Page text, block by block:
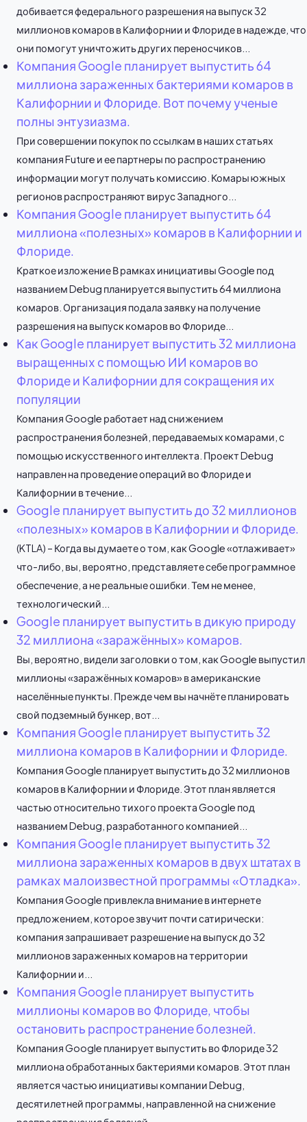
добивается федерального разрешения на выпуск 32
миллионов комаров в Калифорнии и Флориде в надежде, что
они помогут уничтожить других переносчиков...
Компания Google планирует выпустить 64
миллиона зараженных бактериями комаров в
Калифорнии и Флориде. Вот почему ученые
полны энтузиазма.
При совершении покупок по ссылкам в наших статьях
компания Future и ее партнеры по распространению
информации могут получать комиссию. Комары южных
регионов распространяют вирус Западного...
Компания Google планирует выпустить 64
миллиона «полезных» комаров в Калифорнии и
Флориде.
Краткое изложение В рамках инициативы Google под
названием Debug планируется выпустить 64 миллиона
комаров. Организация подала заявку на получение
разрешения на выпуск комаров во Флориде...
Как Google планирует выпустить 32 миллиона
выращенных с помощью ИИ комаров во
Флориде и Калифорнии для сокращения их
популяции
Компания Google работает над снижением
распространения болезней, передаваемых комарами, с
помощью искусственного интеллекта. Проект Debug
направлен на проведение операций во Флориде и
Калифорнии в течение...
Google планирует выпустить до 32 миллионов
«полезных» комаров в Калифорнии и Флориде.
(KTLA) – Когда вы думаете о том, как Google «отлаживает»
что-либо, вы, вероятно, представляете себе программное
обеспечение, а не реальные ошибки. Тем не менее,
технологический...
Google планирует выпустить в дикую природу
32 миллиона «заражённых» комаров.
Вы, вероятно, видели заголовки о том, как Google выпустил
миллионы «заражённых комаров» в американские
населённые пункты. Прежде чем вы начнёте планировать
свой подземный бункер, вот...
Компания Google планирует выпустить 32
миллиона комаров в Калифорнии и Флориде.
Компания Google планирует выпустить до 32 миллионов
комаров в Калифорнии и Флориде. Этот план является
частью относительно тихого проекта Google под
названием Debug, разработанного компанией...
Компания Google планирует выпустить 32
миллиона зараженных комаров в двух штатах в
рамках малоизвестной программы «Отладка».
Компания Google привлекла внимание в интернете
предложением, которое звучит почти сатирически:
компания запрашивает разрешение на выпуск до 32
миллионов зараженных комаров на территории
Калифорнии и...
Компания Google планирует выпустить
миллионы комаров во Флориде, чтобы
остановить распространение болезней.
Компания Google планирует выпустить во Флориде 32
миллиона обработанных бактериями комаров. Этот план
является частью инициативы компании Debug,
десятилетней программы, направленной на снижение